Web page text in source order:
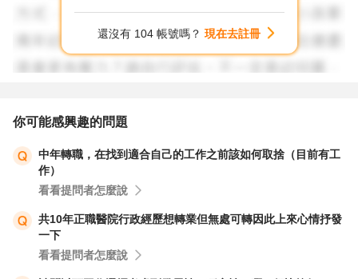
還沒有 104 帳號嗎？ 現在去註冊
你可能感興趣的問題
中年轉職，在找到適合自己的工作之前該如何取捨（目前有工
作）
看看提問者怎麼說
共10年正職醫院行政經歷想轉業但無處可轉因此上來心情抒發
一下
看看提問者怎麼說